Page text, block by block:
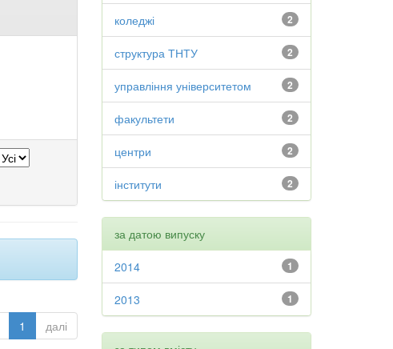
1 далі
2
коледжі
2
структура ТНТУ
2
управління університетом
2
факультети
2
центри
2
інститути
за датою випуску
1
2014
1
2013